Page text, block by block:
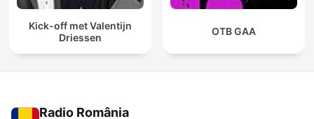
Kick-off met Valentijn
Driessen
OTB GAA
Radio România